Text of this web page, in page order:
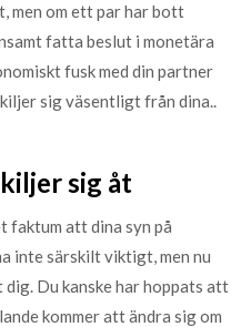
men om ett par har bott
fatta beslut i monetära
fusk med din partner
sig väsentligt från dina..
sig åt
faktum att dina syn på
inte särskilt viktigt, men nu
Du kanske har hoppats att
kommer att ändra sig om